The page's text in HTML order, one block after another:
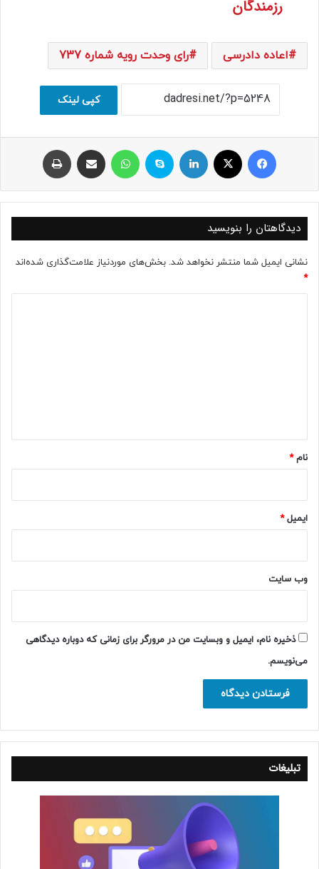
رزمندگان
اعاده دادرسی رای وحدت رویه شماره 737
کپی لینک
فیسبوک ایکس لینکداین اسکایپ واتس آپ اشتراک با ایمیل
دیدگاهتان را بنویسید
نشانی ایمیل شما منتشر نخواهد شد. بخش‌های موردنیاز علامت‌گذاری شده‌اند
*
نام*
ایمیل*
وب‌ سایت
ذخیره نام، ایمیل و وبسایت من در مرورگر برای زمانی که دوباره دیدگاهی
می‌نویسم.
تبلیغات